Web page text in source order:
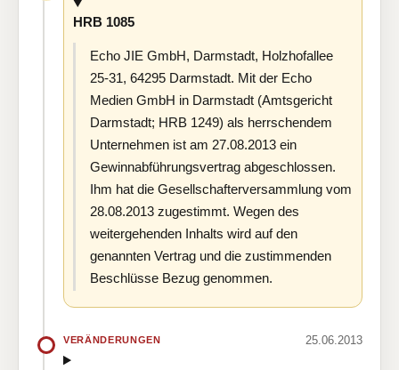
HRB 1085
Echo JIE GmbH, Darmstadt, Holzhofallee
25-31, 64295 Darmstadt. Mit der Echo
Medien GmbH in Darmstadt (Amtsgericht
Darmstadt; HRB 1249) als herrschendem
Unternehmen ist am 27.08.2013 ein
Gewinnabführungsvertrag abgeschlossen.
Ihm hat die Gesellschafterversammlung vom
28.08.2013 zugestimmt. Wegen des
weitergehenden Inhalts wird auf den
genannten Vertrag und die zustimmenden
Beschlüsse Bezug genommen.
VERÄNDERUNGEN 25.06.2013